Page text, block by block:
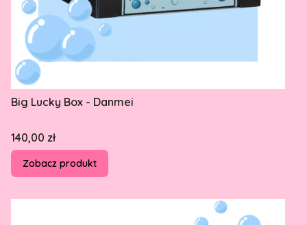
Big Lucky Box - Danmei
Cena
140,00 zł
Zobacz produkt